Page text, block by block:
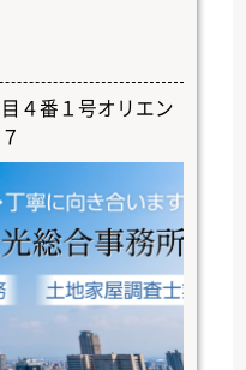
４番１号オリエン